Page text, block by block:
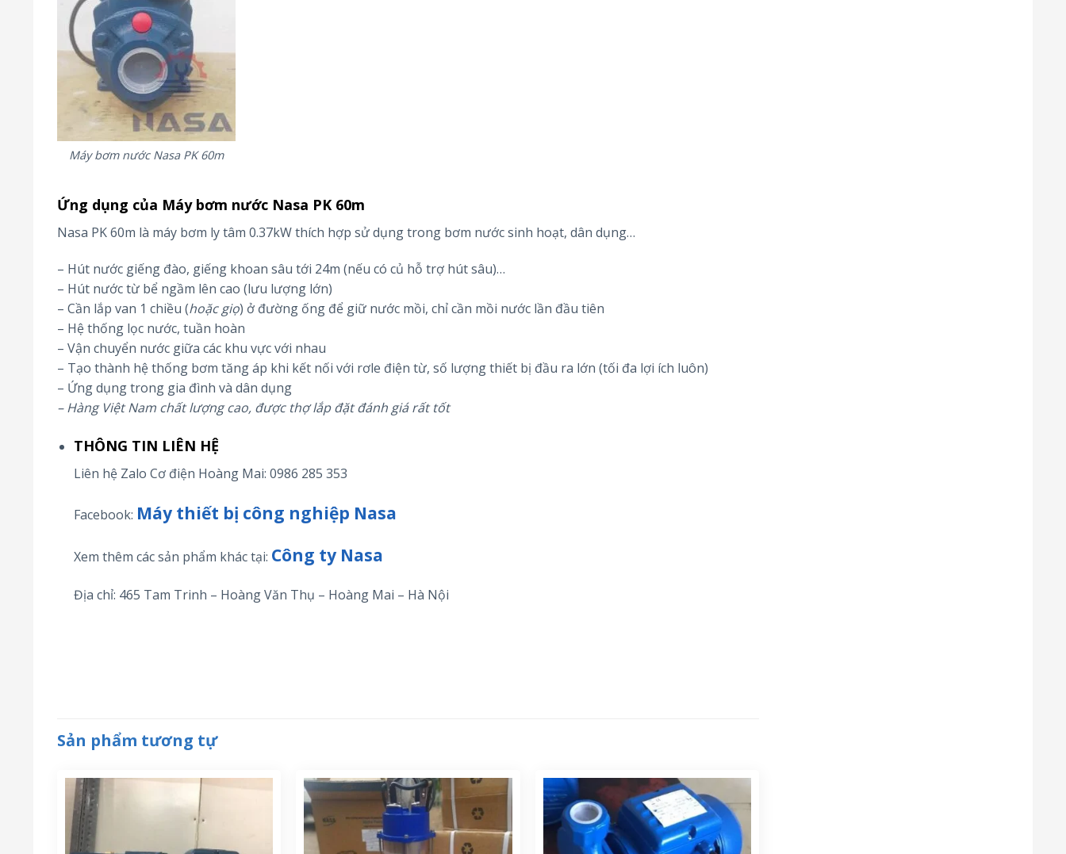
Máy bơm nước Nasa PK 60m
Ứng dụng của Máy bơm nước Nasa PK 60m
Nasa PK 60m là máy bơm ly tâm 0.37kW thích hợp sử dụng trong bơm nước sinh hoạt, dân dụng…
– Hút nước giếng đào, giếng khoan sâu tới 24m (nếu có củ hỗ trợ hút sâu)…
– Hút nước từ bể ngầm lên cao (lưu lượng lớn)
– Cần lắp van 1 chiều (hoặc giọ) ở đường ống để giữ nước mồi, chỉ cần mồi nước lần đầu tiên
– Hệ thống lọc nước, tuần hoàn
– Vận chuyển nước giữa các khu vực với nhau
– Tạo thành hệ thống bơm tăng áp khi kết nối với rơle điện từ, số lượng thiết bị đầu ra lớn (tối đa lợi ích luôn)
– Ứng dụng trong gia đình và dân dụng
– Hàng Việt Nam chất lượng cao, được thợ lắp đặt đánh giá rất tốt
THÔNG TIN LIÊN HỆ
Liên hệ Zalo Cơ điện Hoàng Mai: 0986 285 353
Facebook: Máy thiết bị công nghiệp Nasa
Xem thêm các sản phẩm khác tại: Công ty Nasa
Địa chỉ: 465 Tam Trinh – Hoàng Văn Thụ – Hoàng Mai – Hà Nội
Sản phẩm tương tự